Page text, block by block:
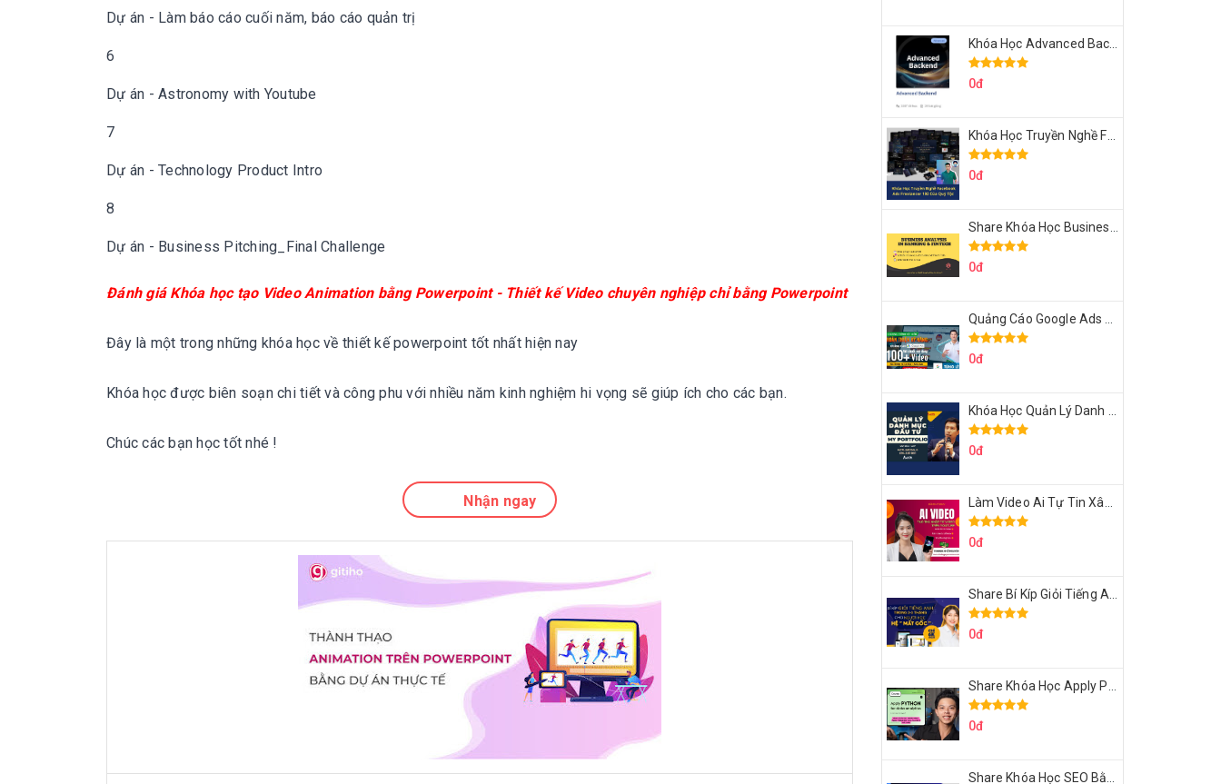
Dự án - Làm báo cáo cuối năm, báo cáo quản trị
6
Dự án - Astronomy with Youtube
7
Dự án - Technology Product Intro
8
Dự án - Business Pitching_Final Challenge
Đánh giáKhóa học tạo Video Animation bằng Powerpoint - Thiết kế Video chuyên nghiệp chỉ bằng Powerpoint
Đây là một trong những khóa học về thiết kế powerpoint tốt nhất hiện nay
Khóa học được biên soạn chi tiết và công phu với nhiều năm kinh nghiệm hi vọng sẽ giúp ích cho các bạn.
Chúc các bạn học tốt nhé !
Nhận ngay
0đ
0đ
0đ
0đ
0đ
0đ
0đ
0đ